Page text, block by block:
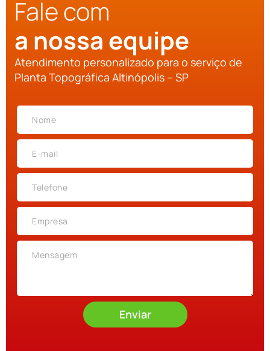
Fale com
a nossa equipe
Atendimento personalizado para o serviço de
Planta Topográfica Altinópolis – SP
Enviar